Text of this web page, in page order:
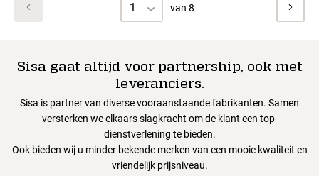
1 van 8
Sisa gaat altijd voor partnership, ook met
leveranciers.
Sisa is partner van diverse vooraanstaande fabrikanten. Samen
versterken we elkaars slagkracht om de klant een top-
dienstverlening te bieden.
Ook bieden wij u minder bekende merken van een mooie kwaliteit en
vriendelijk prijsniveau.